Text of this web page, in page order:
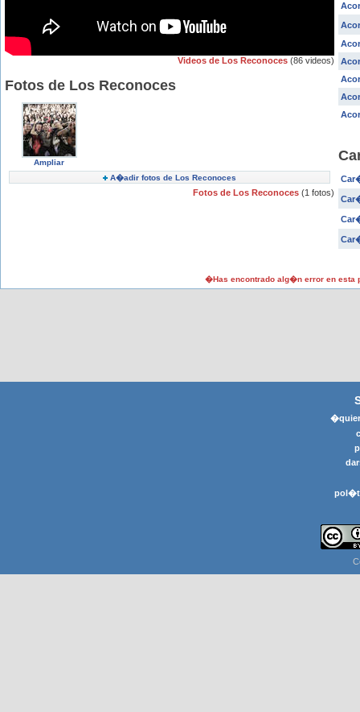
Videos de Los Reconoces (86 videos)
Fotos de Los Reconoces
Ampliar
A�adir fotos de Los Reconoces
Fotos de Los Reconoces (1 fotos)
�Has encontrado alg�n error en esta